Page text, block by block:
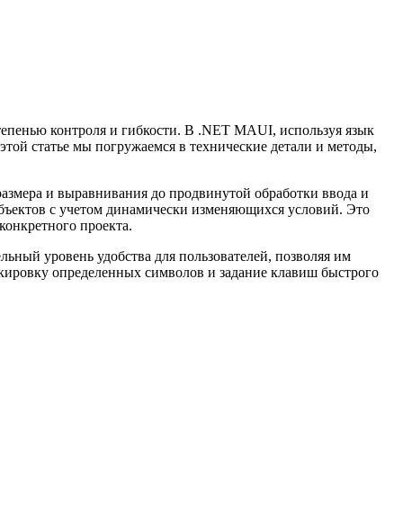
контроля и гибкости. В .NET MAUI, используя язык
статье мы погружаемся в технические детали и методы,
и выравнивания до продвинутой обработки ввода и
с учетом динамически изменяющихся условий. Это
проекта.
уровень удобства для пользователей, позволяя им
определенных символов и задание клавиш быстрого